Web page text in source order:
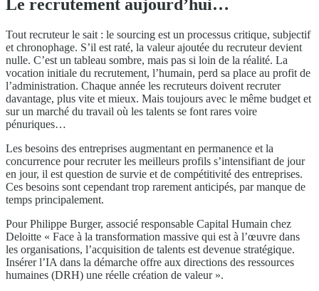
Le recrutement aujourd’hui…
Tout recruteur le sait : le sourcing est un processus critique, subjectif
et chronophage. S’il est raté, la valeur ajoutée du recruteur devient
nulle. C’est un tableau sombre, mais pas si loin de la réalité. La
vocation initiale du recrutement, l’humain, perd sa place au profit de
l’administration. Chaque année les recruteurs doivent recruter
davantage, plus vite et mieux. Mais toujours avec le même budget et
sur un marché du travail où les talents se font rares voire
pénuriques…
Les besoins des entreprises augmentant en permanence et la
concurrence pour recruter les meilleurs profils s’intensifiant de jour
en jour, il est question de survie et de compétitivité des entreprises.
Ces besoins sont cependant trop rarement anticipés, par manque de
temps principalement.
Pour Philippe Burger, associé responsable Capital Humain chez
Deloitte « Face à la transformation massive qui est à l’œuvre dans
les organisations, l’acquisition de talents est devenue stratégique.
Insérer l’IA dans la démarche offre aux directions des ressources
humaines (DRH) une réelle création de valeur ».